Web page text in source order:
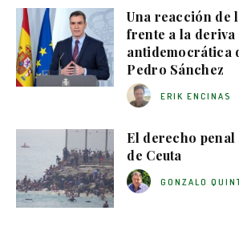
Una reacción de
frente a la deriva
antidemocrática
Pedro Sánchez
ERIK ENCINAS
El derecho
de Ceuta
GONZALO